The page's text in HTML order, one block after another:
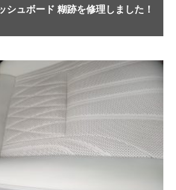
シュボード 糊跡を修理しました！